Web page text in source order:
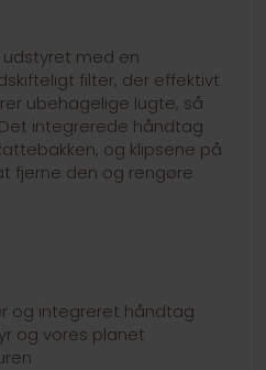
med en
filter, der effektivt
ubehagelige lugte, så
integrerede håndtag
og klipsene på
fjerne den og rengøre
og integreret håndtag
og vores planet